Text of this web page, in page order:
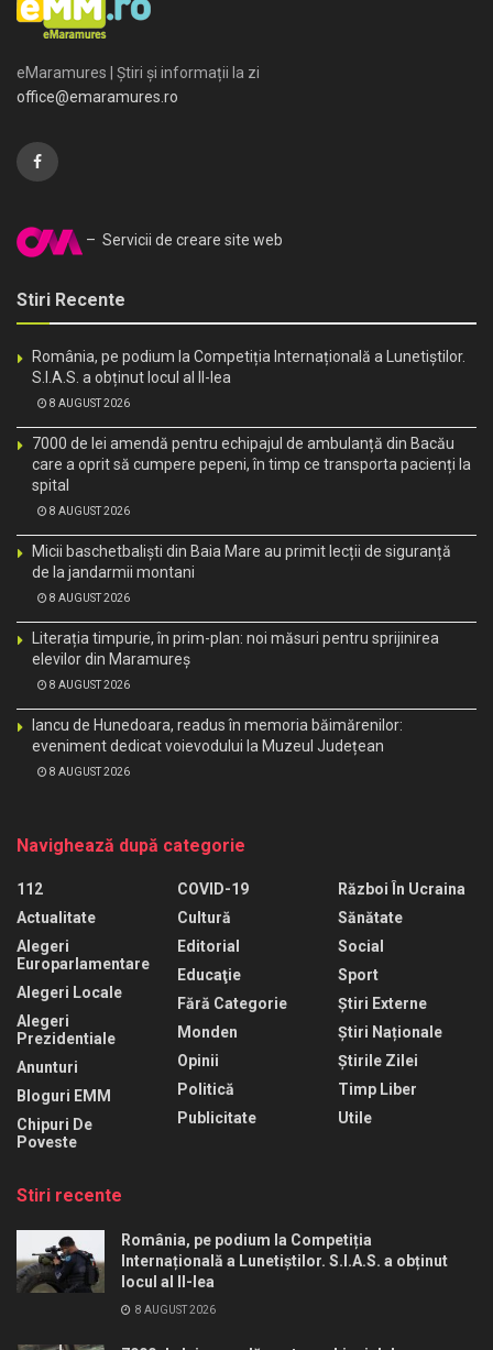
eMaramures | Știri și informații la zi
office@emaramures.ro
– Servicii de creare site web
Stiri Recente
România, pe podium la Competiția Internațională a Lunetiștilor.
S.I.A.S. a obținut locul al II-lea
8 AUGUST 2026
7000 de lei amendă pentru echipajul de ambulanță din Bacău
care a oprit să cumpere pepeni, în timp ce transporta pacienți la
spital
8 AUGUST 2026
Micii baschetbaliști din Baia Mare au primit lecții de siguranță
de la jandarmii montani
8 AUGUST 2026
Literația timpurie, în prim-plan: noi măsuri pentru sprijinirea
elevilor din Maramureș
8 AUGUST 2026
Iancu de Hunedoara, readus în memoria băimărenilor:
eveniment dedicat voievodului la Muzeul Județean
8 AUGUST 2026
Navighează după categorie
112
Actualitate
Alegeri
Europarlamentare
Alegeri Locale
Alegeri
Prezidentiale
Anunturi
Bloguri EMM
Chipuri De
Poveste
COVID-19
Cultură
Editorial
Educaţie
Fără Categorie
Monden
Opinii
Politică
Publicitate
Război În Ucraina
Sănătate
Social
Sport
Știri Externe
Știri Naționale
Știrile Zilei
Timp Liber
Utile
Stiri recente
România, pe podium la Competiția
Internațională a Lunetiștilor. S.I.A.S. a obținut
locul al II-lea
8 AUGUST 2026